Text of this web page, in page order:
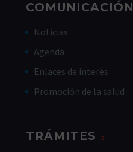
COMUNICACIÓN
Noticias
Agenda
Enlaces de interés
Promoción de la salud
TRÁMITES